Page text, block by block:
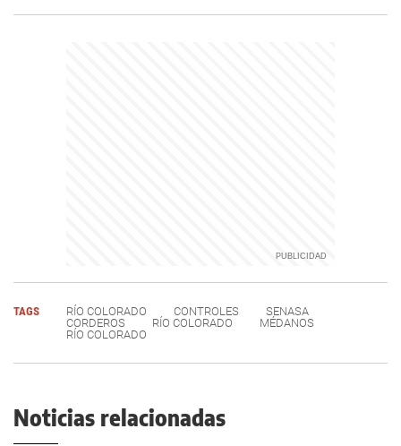
TAGS RÍO COLORADO CONTROLES
SENASA
CORDEROS
RÍO COLORADO
MÉDANOS
RÍO COLORADO
Noticias relacionadas